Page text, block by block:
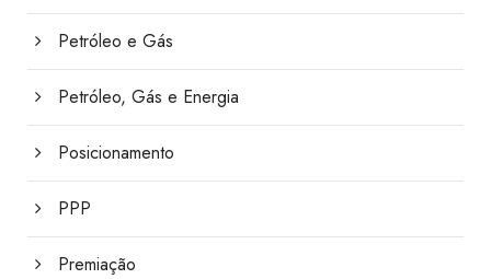
Petróleo e Gás
Petróleo, Gás e Energia
Posicionamento
PPP
Premiação